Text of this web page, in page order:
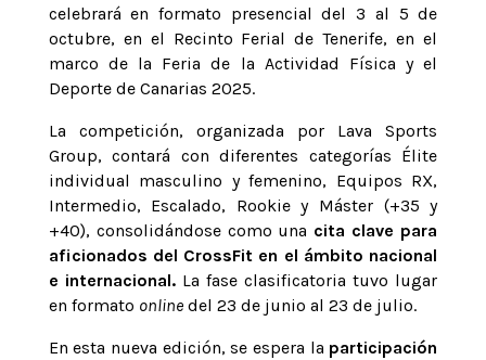
celebrará en formato presencial del 3 al 5 de
octubre, en el Recinto Ferial de Tenerife, en el
marco de la Feria de la Actividad Física y el
Deporte de Canarias 2025.
La competición, organizada por Lava Sports
Group, contará con diferentes categorías Élite
individual masculino y femenino, Equipos RX,
Intermedio, Escalado, Rookie y Máster (+35 y
+40), consolidándose como una cita clave para
aficionados del CrossFit en el ámbito nacional
e internacional.La fase clasificatoria tuvo lugar
en formato onlinedel 23 de junio al 23 de julio.
En esta nueva edición, se espera la participación